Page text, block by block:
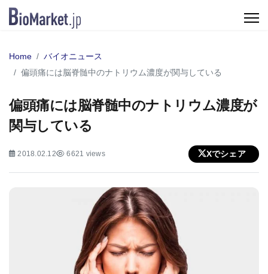
Home
バイオニュース
偏頭痛には脳脊髄中のナトリウム濃度が関与している
偏頭痛には脳脊髄中のナトリウム濃度が
関与している
2018.02.12 6621 views Xでシェア